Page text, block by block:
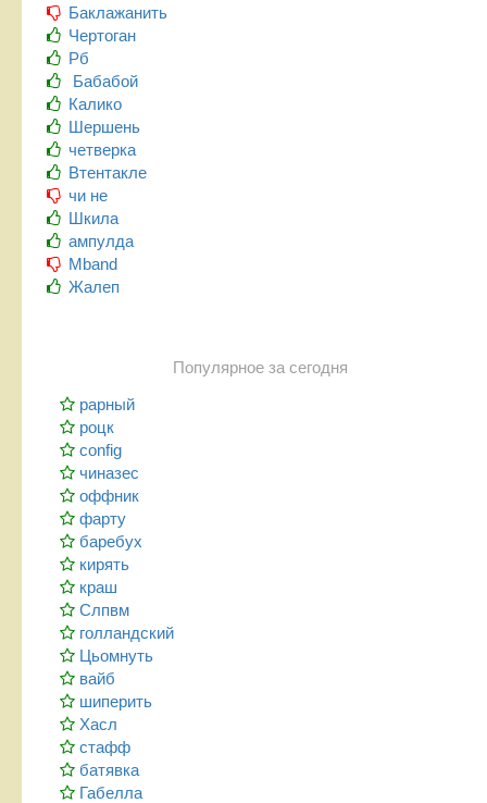
Баклажанить
Чертоган
Рб
Бабабой
Калико
Шершень
четверка
Втентакле
чи не
Шкила
ампулда
Mband
Жалеп
Популярное за сегодня
рарный
роцк
config
чиназес
оффник
фарту
баребух
кирять
краш
Слпвм
голландский
Цьомнуть
вайб
шиперить
Хасл
стафф
батявка
Габелла